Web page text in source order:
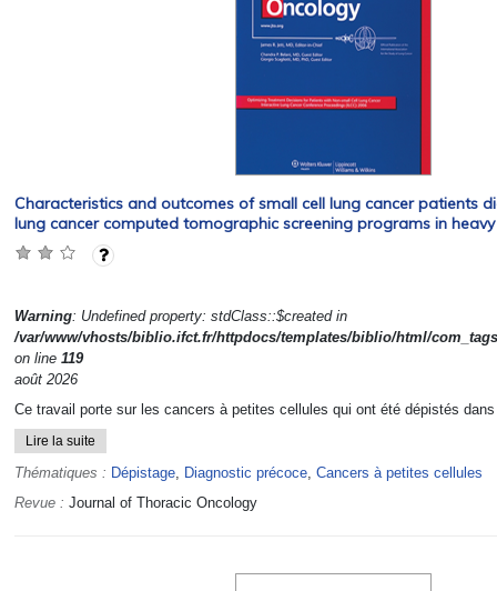
Characteristics and outcomes of small cell lung cancer patients
lung cancer computed tomographic screening programs in
Warning: Undefined property: stdClass::$created in
/var/www/vhosts/biblio.ifct.fr/httpdocs/templates/biblio/html/
on line 119
août 2026
Ce travail porte sur les cancers à petites cellules qui ont été dépistés
Lire la suite
Thématiques : Dépistage, Diagnostic précoce, Cancers à petites cellules
Revue : Journal of Thoracic Oncology